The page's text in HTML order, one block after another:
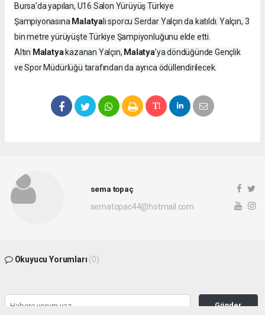
Bursa'da yapılan, U16 Salon Yürüyüş Türkiye
Şampiyonasına Malatyalı sporcu Serdar Yalçın da katıldı. Yalçın, 3
bin metre yürüyüşte Türkiye Şampiyonluğunu elde etti.
Altın Malatyakazanan Yalçın, Malatya’ya döndüğünde Gençlik
ve Spor Müdürlüğü tarafından da ayrıca ödüllendirilecek.
sema topaç
sematopac44@hotmail.com
Okuyucu Yorumları (0)
Gönder